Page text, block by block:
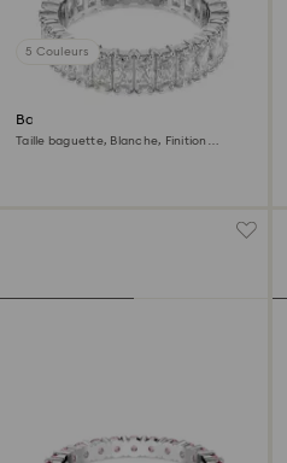
5 Couleurs
Bague Matrix
Taille baguette, Blanche, Finition